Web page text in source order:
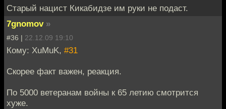
Старый нацист Кикабидзе им руки не подаст.
7gnomov »
#36 | 22.12.09 19:10
Кому: XuMuK, #31
Скорее факт важен, реакция.
По 5000 ветеранам войны к 65 летию смотрится
хуже.